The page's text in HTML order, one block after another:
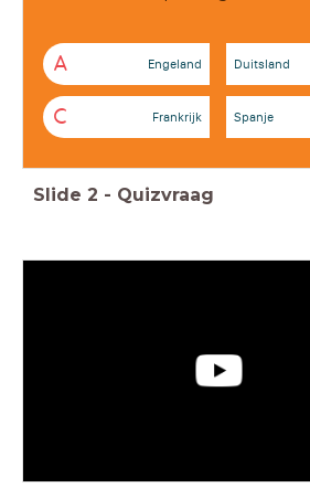
A Engeland Duitsland
C Frankrijk Spanje
Slide 2 - Quizvraag